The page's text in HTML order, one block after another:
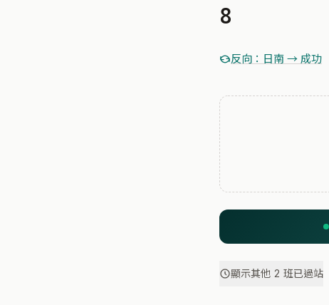
8
反向：日南 → 成功
顯示其他 2 班已過站